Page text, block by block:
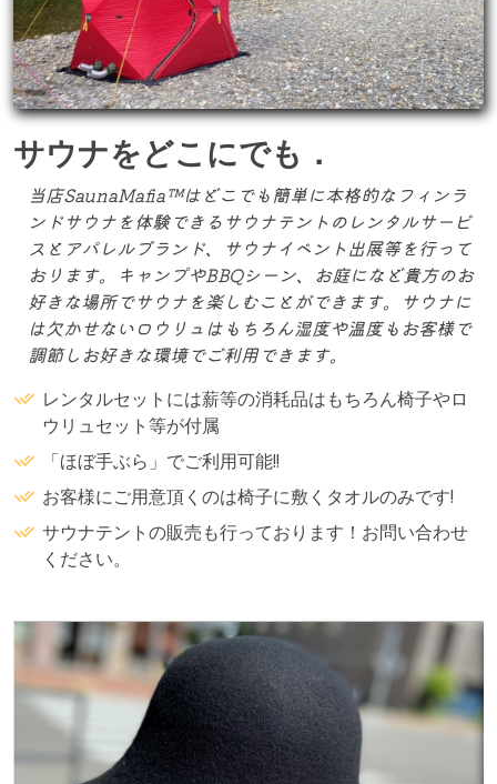
サウナをどこにでも．
当店SaunaMafia™はどこでも簡単に本格的なフィンラ
ンドサウナを体験できるサウナテントのレンタルサービ
スとアパレルブランド、サウナイベント出展等を行って
おります。キャンプやBBQシーン、お庭になど貴方のお
好きな場所でサウナを楽しむことができます。サウナに
は欠かせないロウリュはもちろん湿度や温度もお客様で
調節しお好きな環境でご利用できます。
レンタルセットには薪等の消耗品はもちろん椅子やロ
ウリュセット等が付属
「ほぼ手ぶら」でご利用可能!!
お客様にご用意頂くのは椅子に敷くタオルのみです!
サウナテントの販売も行っております！お問い合わせ
ください。